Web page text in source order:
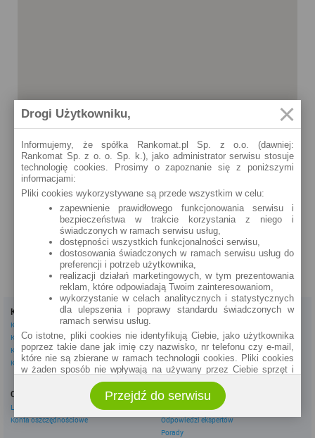
Koźmin Wielkopolski
Poznańska 1
zobacz na mapie »
Kredyty
Kredyty gotówkowe
Kredyty hipoteczne
Kredyty konsolidacyjne
Kredyty na samochód
Oszczędzanie
Lokaty
Konta oszczędnościowe
Dla firm
Konta firmowe
Leasingi
Inne
eBroker Ekstra
Odpowiedzi ekspertów
Porady
Drogi Użytkowniku,
Informujemy, że spółka Rankomat.pl Sp. z o.o. (dawniej:
Rankomat Sp. z o. o. Sp. k.), jako administrator serwisu stosuje
technologię cookies. Prosimy o zapoznanie się z poniższymi
informacjami:
Pliki cookies wykorzystywane są przede wszystkim w celu:
zapewnienie prawidłowego funkcjonowania serwisu i
bezpieczeństwa w trakcie korzystania z niego i
świadczonych w ramach serwisu usług,
dostępności wszystkich funkcjonalności serwisu,
dostosowania świadczonych w ramach serwisu usług do
preferencji i potrzeb użytkownika,
realizacji działań marketingowych, w tym prezentowania
reklam, które odpowiadają Twoim zainteresowaniom,
wykorzystanie w celach analitycznych i statystycznych
dla ulepszenia i poprawy standardu świadczonych w
ramach serwisu usług.
Co istotne, pliki cookies nie identyfikują Ciebie, jako użytkownika
poprzez takie dane jak imię czy nazwisko, nr telefonu czy e-mail,
które nie są zbierane w ramach technologii cookies. Pliki cookies
w żaden sposób nie wpływają na używany przez Ciebie sprzęt i
Zakres wykorzystywania plików cookies możliwy jest do
określenia w ustawieniach przeglądarki każdego użytkownika. Bez
wprowadzenia zmian ustawień, informacje w plikach cookies mogą
być zapisywane w pamięci Twojego urządzenia.
Przejdź do serwisu